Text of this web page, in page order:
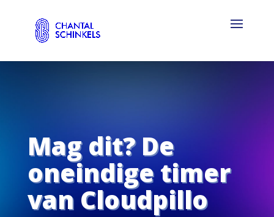
Mag dit? De
oneindige timer
van Cloudpillo